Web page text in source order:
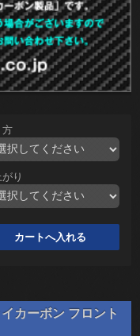
方
り
カーボン フロント